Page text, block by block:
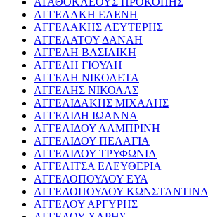
ΑΓΓΕΛΑΚΗ ΕΛΕΝΗ
ΑΓΓΕΛΑΚΗΣ ΛΕΥΤΕΡΗΣ
ΑΓΓΕΛΑΤΟΥ ΔΑΝΑΗ
ΑΓΓΕΛΗ ΒΑΣΙΛΙΚΗ
ΑΓΓΕΛΗ ΓΙΟΥΛΗ
ΑΓΓΕΛΗ ΝΙΚΟΛΕΤΑ
ΑΓΓΕΛΗΣ ΝΙΚΟΛΑΣ
ΑΓΓΕΛΙΔΑΚΗΣ ΜΙΧΑΛΗΣ
ΑΓΓΕΛΙΔΗ ΙΩΑΝΝΑ
ΑΓΓΕΛΙΔΟΥ ΛΑΜΠΡΙΝΗ
ΑΓΓΕΛΙΔΟΥ ΠΕΛΑΓΙΑ
ΑΓΓΕΛΙΔΟΥ ΤΡΥΦΩΝΙΑ
ΑΓΓΕΛΙΤΣΑ ΕΛΕΥΘΕΡΙΑ
ΑΓΓΕΛΟΠΟΥΛΟΥ ΕΥΑ
ΑΓΓΕΛΟΠΟΥΛΟΥ ΚΩΝΣΤΑΝΤΙΝΑ
ΑΓΓΕΛΟΥ ΑΡΓΥΡΗΣ